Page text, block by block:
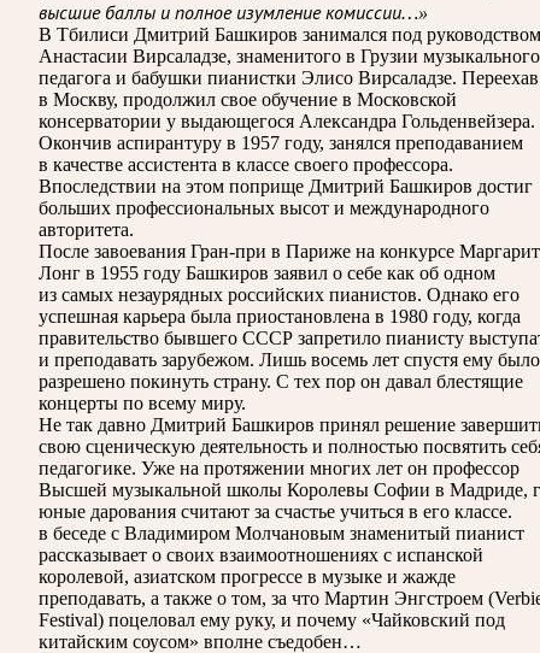
высшие баллы и полное изумление комиссии…»
В Тбилиси Дмитрий Башкиров занимался под руководством
Анастасии Вирсаладзе, знаменитого в Грузии музыкального
педагога и бабушки пианистки Элисо Вирсаладзе. Переехав
в Москву, продолжил свое обучение в Московской
консерватории у выдающегося Александра Гольденвейзера.
Окончив аспирантуру в 1957 году, занялся преподаванием
в качестве ассистента в классе своего профессора.
Впоследствии на этом поприще Дмитрий Башкиров достиг
больших профессиональных высот и международного
авторитета.
После завоевания Гран-при в Париже на конкурсе
Лонг в 1955 году Башкиров заявил о себе как об одном
из самых незаурядных российских пианистов. Однако его
успешная карьера была приостановлена в 1980 году, когда
правительство бывшего СССР запретило пианисту
и преподавать зарубежом. Лишь восемь лет спустя ему было
разрешено покинуть страну. С тех пор он давал блестящие
концерты по всему миру.
Не так давно Дмитрий Башкиров принял решение
свою сценическую деятельность и полностью посвятить
педагогике. Уже на протяжении многих лет он профессор
Высшей музыкальной школы Королевы Софии в Мадриде,
юные дарования считают за счастье учиться в его классе.
в беседе с Владимиром Молчановым знаменитый пианист
рассказывает о своих взаимоотношениях с испанской
королевой, азиатском прогрессе в музыке и жажде
преподавать, а также о том, за что Мартин Энгстроем
Festival) поцеловал ему руку, и почему «Чайковский под
китайским соусом» вполне съедобен…